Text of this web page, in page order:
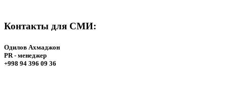
Контакты для СМИ:
Одилов Ахмаджон
PR - менеджер
+998 94 396 09 36